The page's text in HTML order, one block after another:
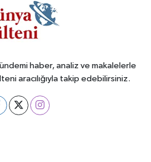
haber, analiz ve makalelerle
aracılığıyla takip edebilirsiniz.